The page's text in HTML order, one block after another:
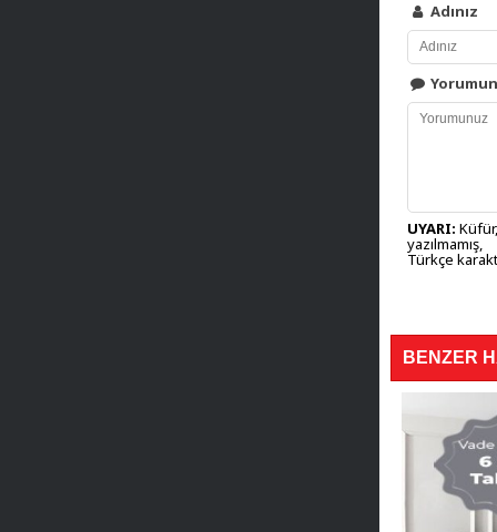
Adınız
UYARI:
yazılmamış,
Türkçe
BENZER